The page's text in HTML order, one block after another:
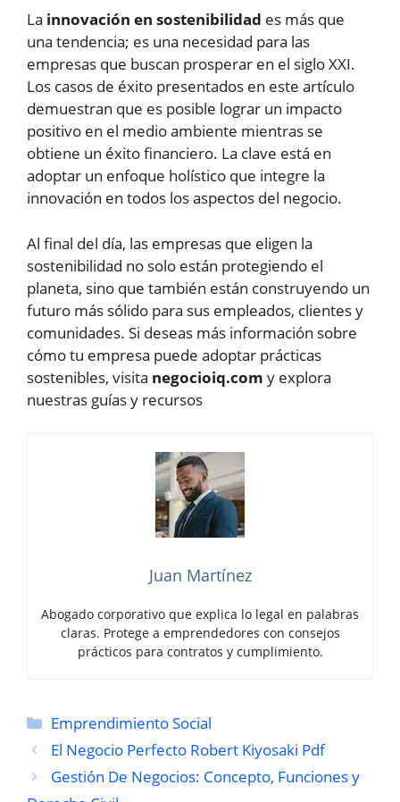
La innovación en sostenibilidad es más que
una tendencia; es una necesidad para las
empresas que buscan prosperar en el siglo XXI.
Los casos de éxito presentados en este artículo
demuestran que es posible lograr un impacto
positivo en el medio ambiente mientras se
obtiene un éxito financiero. La clave está en
adoptar un enfoque holístico que integre la
innovación en todos los aspectos del negocio.
Al final del día, las empresas que eligen la
sostenibilidad no solo están protegiendo el
planeta, sino que también están construyendo un
futuro más sólido para sus empleados, clientes y
comunidades. Si deseas más información sobre
cómo tu empresa puede adoptar prácticas
sostenibles, visita negocioiq.com y explora
nuestras guías y recursos
Juan Martínez
Abogado corporativo que explica lo legal en palabras
claras. Protege a emprendedores con consejos
prácticos para contratos y cumplimiento.
Categorías
Emprendimiento Social
El Negocio Perfecto Robert Kiyosaki Pdf
Gestión De Negocios: Concepto, Funciones y